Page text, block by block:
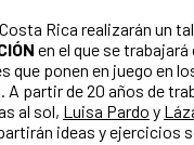
Rica realizarán un
en el que se
que ponen en juego en
A partir de 20 años de
al sol, Luisa Pardo y
ideas y ejercicios